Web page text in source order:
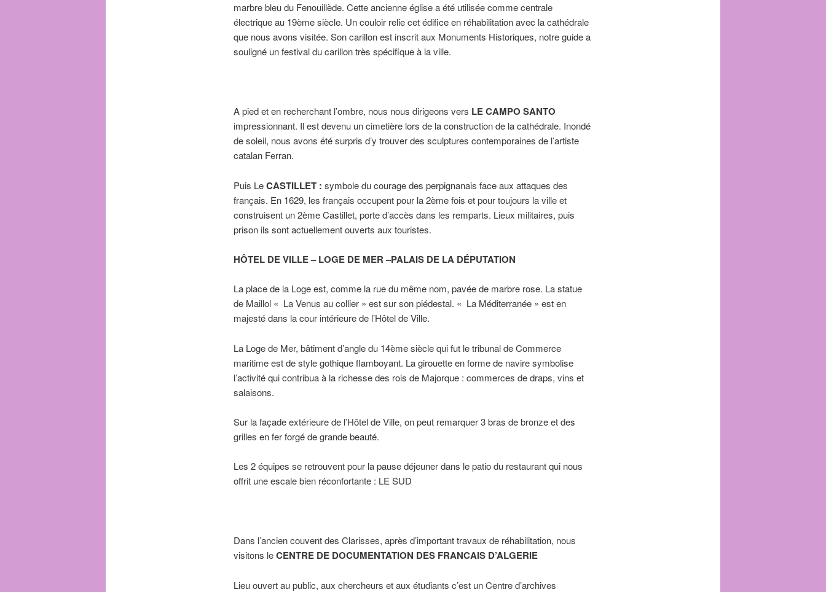
marbre bleu du Fenouillède. Cette ancienne église a été utilisée comme centrale
électrique au 19ème siècle. Un couloir relie cet édifice en réhabilitation avec la cathédrale
que nous avons visitée. Son carillon est inscrit aux Monuments Historiques, notre guide a
souligné un festival du carillon très spécifique à la ville.
A pied et en recherchant l’ombre, nous nous dirigeons vers LE CAMPO SANTO
impressionnant. Il est devenu un cimetière lors de la construction de la cathédrale. Inondé
de soleil, nous avons été surpris d’y trouver des sculptures contemporaines de l’artiste
catalan Ferran.
Puis LeCASTILLET : symbole du courage des perpignanais face aux attaques des
français. En 1629, les français occupent pour la 2ème fois et pour toujours la ville et
construisent un 2ème Castillet, porte d’accès dans les remparts. Lieux militaires, puis
prison ils sont actuellement ouverts aux touristes.
HÔTEL DE VILLE – LOGE DE MER –PALAIS DE LA DÉPUTATION
La place de la Loge est, comme la rue du même nom, pavée de marbre rose. La statue
de Maillol « La Venus au collier » est sur son piédestal. « La Méditerranée » est en
majesté dans la cour intérieure de l’Hôtel de Ville.
La Loge de Mer, bâtiment d’angle du 14ème siècle qui fut le tribunal de Commerce
maritime est de style gothique flamboyant. La girouette en forme de navire symbolise
l’activité qui contribua à la richesse des rois de Majorque : commerces de draps, vins et
salaisons.
Sur la façade extérieure de l’Hôtel de Ville, on peut remarquer 3 bras de bronze et des
grilles en fer forgé de grande beauté.
Les 2 équipes se retrouvent pour la pause déjeuner dans le patio du restaurant qui nous
offrit une escale bien réconfortante : LE SUD
Dans l’ancien couvent des Clarisses, après d’important travaux de réhabilitation, nous
visitons leCENTRE DE DOCUMENTATION DES FRANCAIS D’ALGERIE
Lieu ouvert au public, aux chercheurs et aux étudiants c’est un Centre d’archives